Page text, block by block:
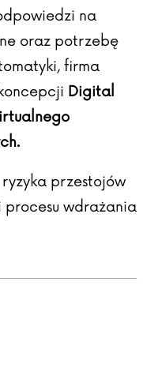
na
oraz potrzebę
firma
Digital
przestojów
procesu wdrażania